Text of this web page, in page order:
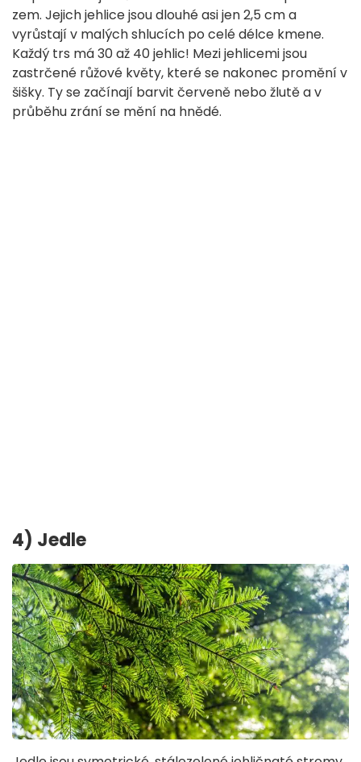
zem. Jejich jehlice jsou dlouhé asi jen 2,5 cm a
vyrůstají v malých shlucích po celé délce kmene.
Každý trs má 30 až 40 jehlic! Mezi jehlicemi jsou
zastrčené růžové květy, které se nakonec promění v
šišky. Ty se začínají barvit červeně nebo žlutě a v
průběhu zrání se mění na hnědé.
4) Jedle